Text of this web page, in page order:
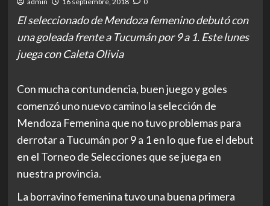
El seleccionado de Mendoza femenino debutó con
una goleada frente a Tucumán por 9 a 1. Este lunes
juega con Caleta Olivia
Con mucha contundencia, buen juego y goles
comenzó uno nuevo camino la selección de
Mendoza Femenina que no tuvo problemas para
derrotar a Tucumán por 9 a 1 en lo que fue el debut
en el Torneo de Selecciones que se juega en
nuestra provincia.
La borravino femenina tuvo una buena primera